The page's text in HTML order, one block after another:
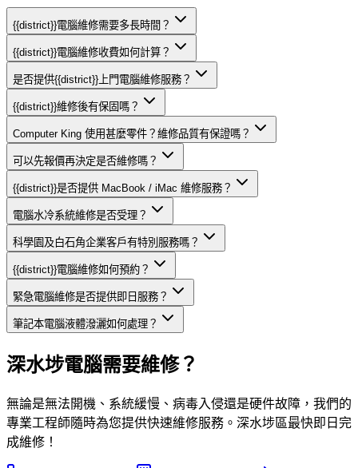
{{district}}電腦維修需要多長時間？
{{district}}電腦維修收費如何計算？
是否提供{{district}}上門電腦維修服務？
{{district}}維修後有保固嗎？
Computer King 使用甚麼零件？維修品質有保證嗎？
可以先報價再決定是否維修嗎？
{{district}}是否提供 MacBook / iMac 維修服務？
電腦水冷系統維修是否受理？
科學園及白石角企業客戶有特別服務嗎？
{{district}}電腦維修如何預約？
緊急電腦維修是否提供即日服務？
筆記本電腦液體潑灑如何處理？
深水埗電腦需要維修？
無論是無法開機、系統緩慢、病毒入侵還是硬件故障，我們的
專業工程師隨時為您提供快速維修服務。深水埗區最快即日完
成維修！